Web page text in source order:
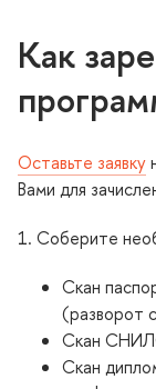
Как
Оставьте заявку
ами для
1. Соберите
Скан
(разворот
Скан
Скан